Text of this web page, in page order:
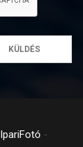
KÜLDÉS
IpariFotó -